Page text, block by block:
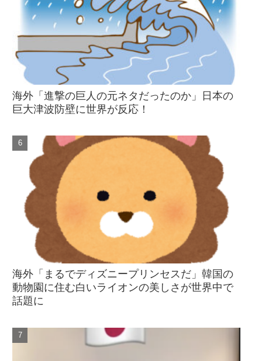
海外「進撃の巨人の元ネタだったのか」日本の
巨大津波防壁に世界が反応！
海外「まるでディズニープリンセスだ」韓国の
動物園に住む白いライオンの美しさが世界中で
話題に